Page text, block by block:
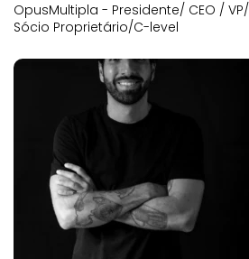
OpusMultipla - Presidente/ CEO / VP/
Sócio Proprietário/C-level